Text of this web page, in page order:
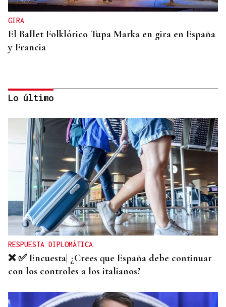
GIRA
El Ballet Folklórico Tupa Marka en gira en España
y Francia
DIA DE GALICIA
Naturales de Galicia celebra el dia de la Patria
gallega venerando al Apóstol Santiago
Lo último
RESPUESTA DIPLOMÁTICA
❌ ✅ Encuesta| ¿Crees que España debe continuar
con los controles a los italianos?